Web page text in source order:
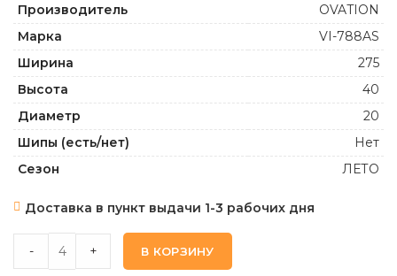
Производитель
OVATION
Марка
VI-788AS
Ширина
275
Высота
40
Диаметр
20
Шипы (есть/нет)
Нет
Сезон
ЛЕТО
Доставка в пункт выдачи 1-3 рабочих дня
OVATION VI-788AS 275 40 20 106V XL quantity
- + В КОРЗИНУ